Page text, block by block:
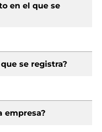
en el que se
se registra?
empresa?